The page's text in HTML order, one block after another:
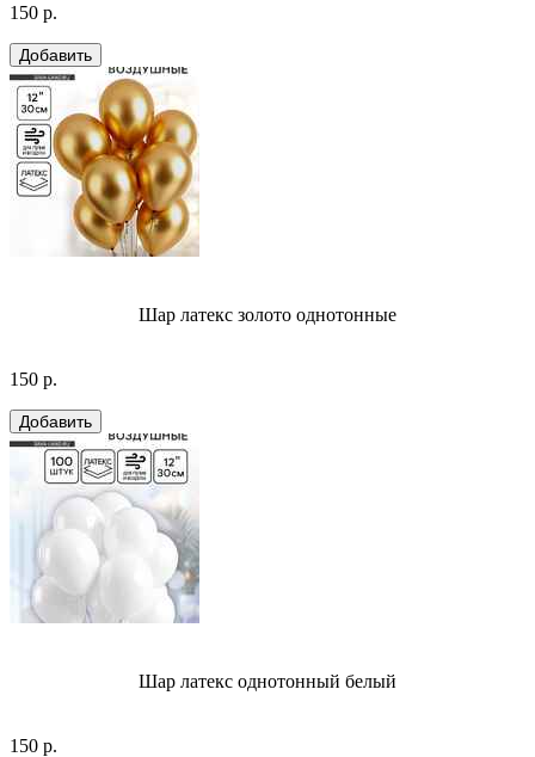
150 р.
Шар латекс золото однотонные
150 р.
Шар латекс однотонный белый
150 р.